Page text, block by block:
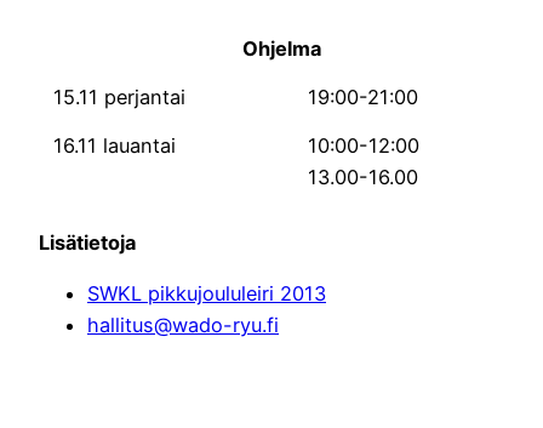
Ohjelma
15.11 perjantai
19:00-21:00
16.11 lauantai
10:00-12:00
13.00-16.00
Lisätietoja
SWKL pikkujoululeiri 2013
hallitus@wado-ryu.fi